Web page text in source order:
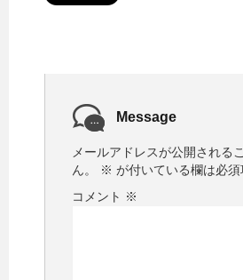
Message
メールアドレスが公開される
ん。
※ が付いている欄は必須
コメント ※